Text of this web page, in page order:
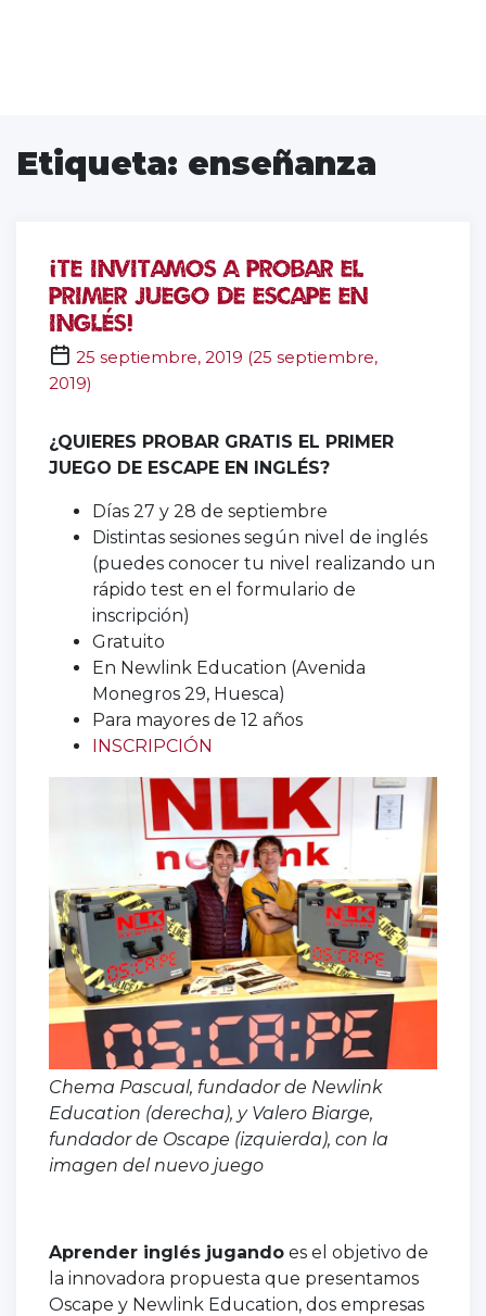
Etiqueta: enseñanza
¡Te invitamos a probar el
primer juego de escape en
inglés!
25 septiembre, 2019 (25 septiembre,
2019)
¿QUIERES PROBAR GRATIS EL PRIMER
JUEGO DE ESCAPE EN INGLÉS?
Días 27 y 28 de septiembre
Distintas sesiones según nivel de inglés
(puedes conocer tu nivel realizando un
rápido test en el formulario de
inscripción)
Gratuito
En Newlink Education (Avenida
Monegros 29, Huesca)
Para mayores de 12 años
INSCRIPCIÓN
Chema Pascual, fundador de Newlink
Education (derecha), y Valero Biarge,
fundador de Oscape (izquierda), con la
imagen del nuevo juego
Aprender inglés jugando es el objetivo de
la innovadora propuesta que presentamos
Oscape y Newlink Education, dos empresas